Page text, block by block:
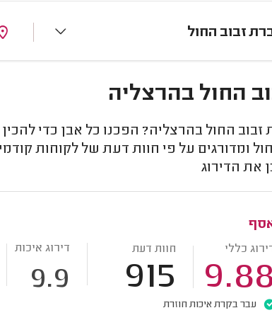
זבוב החול
החול בהרצליה
החול בהרצליה? הפכנו כל אבן כדי
ומדורגים על פי חוות דעת של לקוחות
את הדירוג
כללי חוות דעת
915
דירוג איכות
9.9
עבר בקרת איכות חוזרת